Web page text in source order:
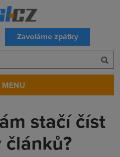
Zavoláme zpátky
MENU
stačí číst